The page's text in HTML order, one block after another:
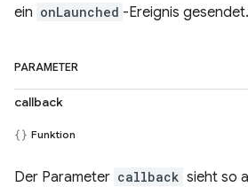
ein onLaunched -Ereignis gesendet.
PARAMETER
callback
Funktion
Der Parameter callback sieht so